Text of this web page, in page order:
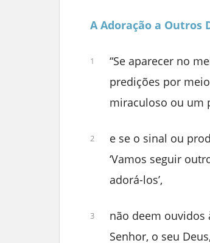
A Adoração a Outros
1
“Se aparecer no
predições por
miraculoso ou um
2
e se o sinal ou
‘Vamos seguir
adorá-los’,
3
não deem ouvidos
Senhor, o seu